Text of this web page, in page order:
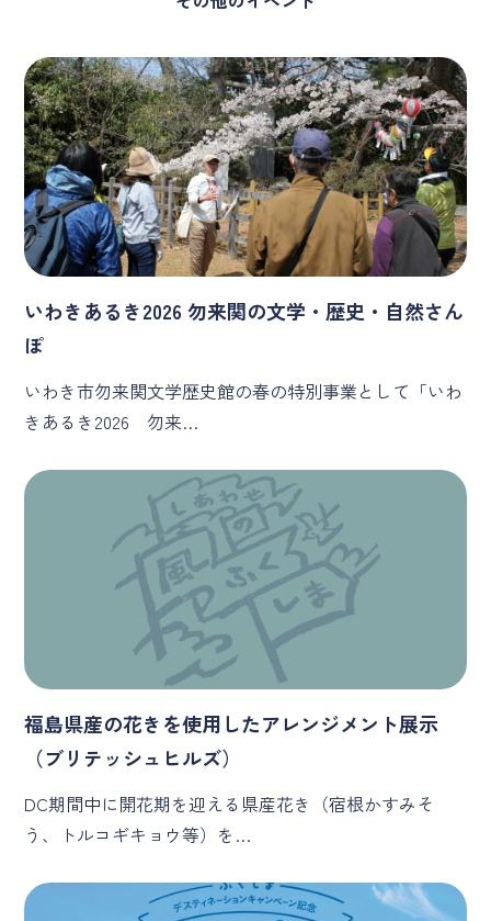
いわきあるき2026 勿来関の文学・歴史・自然さん
ぽ
いわき市勿来関文学歴史館の春の特別事業として「いわ
きあるき2026 勿来…
福島県産の花きを使用したアレンジメント展示
（ブリテッシュヒルズ）
DC期間中に開花期を迎える県産花き（宿根かすみそ
う、トルコギキョウ等）を…